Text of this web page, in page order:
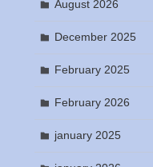
August 2026
December 2025
February 2025
February 2026
january 2025